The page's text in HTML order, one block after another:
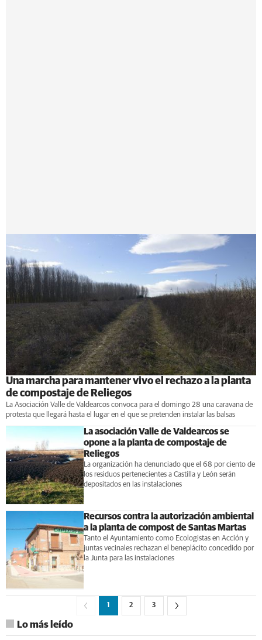
Una marcha para mantener vivo el rechazo a la planta
de compostaje de Reliegos
La Asociación Valle de Valdearcos convoca para el domingo 28 una caravana de
protesta que llegará hasta el lugar en el que se pretenden instalar las balsas
La asociación Valle de Valdearcos se
opone a la planta de compostaje de
Reliegos
La organización ha denunciado que el 68 por ciento de
los residuos pertenecientes a Castilla y León serán
depositados en las instalaciones
Recursos contra la autorización ambiental
a la planta de compost de Santas Martas
Tanto el Ayuntamiento como Ecologistas en Acción y
juntas vecinales rechazan el beneplácito concedido por
la Junta para las instalaciones
1 2 3
Lo más leído